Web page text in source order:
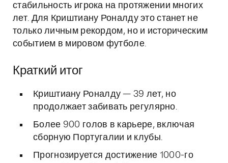
стабильность игрока на протяжении многих
лет. Для Криштиану Роналду это станет не
только личным рекордом, но и историческим
событием в мировом футболе.
Краткий итог
Криштиану Роналду — 39 лет, но
продолжает забивать регулярно.
Более 900 голов в карьере, включая
сборную Португалии и клубы.
Прогнозируется достижение 1000-го